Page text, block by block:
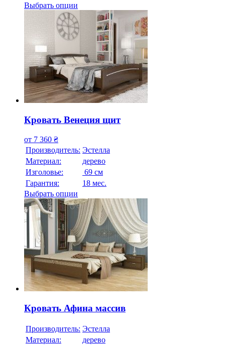
Выбрать опции
Кровать Венеция щит
от 7 360 ₴
Производитель: Эстелла
Материал:
дерево
Изголовье:
69 см
Гарантия:
18 мес.
Выбрать опции
Кровать Афина массив
Производитель: Эстелла
Материал:
дерево